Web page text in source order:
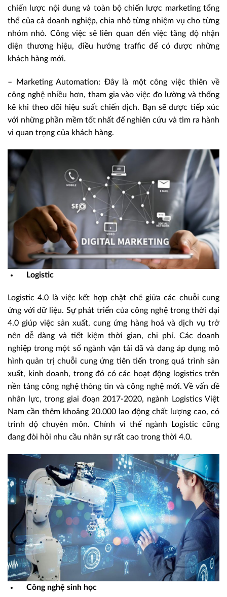
chiến lược nội dung và toàn bộ chiến lược marketing tổng
thể của cả doanh nghiệp, chia nhỏ từng nhiệm vụ cho từng
nhóm nhỏ. Công việc sẽ liên quan đến việc tăng độ nhận
diện thương hiệu, điều hướng traffic để có được những
khách hàng mới.
– Marketing Automation: Đây là một công việc thiên về
công nghệ nhiều hơn, tham gia vào việc đo lường và thống
kê khi theo dõi hiệu suất chiến dịch. Bạn sẽ được tiếp xúc
với những phần mềm tốt nhất để nghiên cứu và tìm ra hành
vi quan trọng của khách hàng.
Logistic
Logistic 4.0 là việc kết hợp chặt chẽ giữa các chuỗi cung
ứng với dữ liệu. Sự phát triển của công nghệ trong thời đại
4.0 giúp việc sản xuất, cung ứng hàng hoá và dịch vụ trở
nên dễ dàng và tiết kiệm thời gian, chi phí. Các doanh
nghiệp trong một số ngành vận tải đã và đang áp dụng mô
hình quản trị chuỗi cung ứng tiên tiến trong quá trình sản
xuất, kinh doanh, trong đó có các hoạt động logistics trên
nền tảng công nghệ thông tin và công nghệ mới. Về vấn đề
nhân lực, trong giai đoạn 2017-2020, ngành Logistics Việt
Nam cần thêm khoảng 20.000 lao động chất lượng cao, có
trình độ chuyên môn. Chính vì thế ngành Logistic cũng
đang đòi hỏi nhu cầu nhân sự rất cao trong thời 4.0.
Công nghệ sinh học